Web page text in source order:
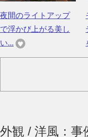
夜間のライトアップ
で浮かび上がる美し
い...
外観 / 洋風：事